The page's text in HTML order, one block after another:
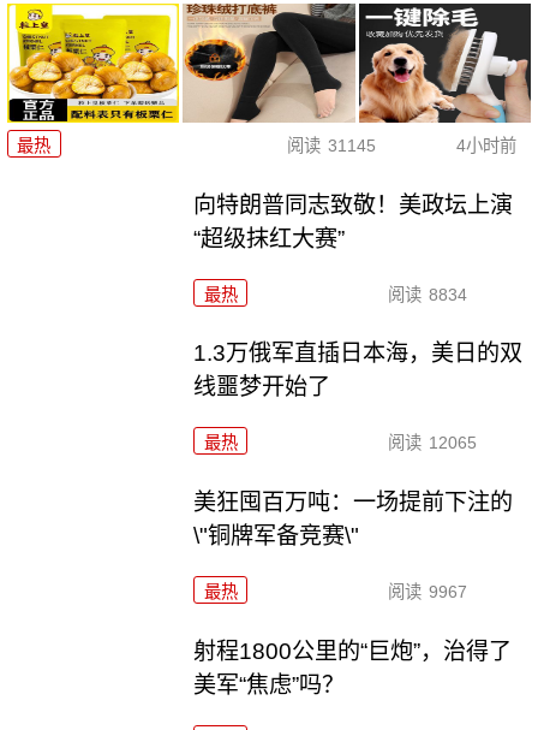
最热 阅读 31145 4小时前
向特朗普同志致敬！美政坛上演
“超级抹红大赛”
最热 阅读 8834
1.3万俄军直插日本海，美日的双
线噩梦开始了
最热 阅读 12065
美狂囤百万吨：一场提前下注的
\"铜牌军备竞赛\"
最热 阅读 9967
射程1800公里的“巨炮”，治得了
美军“焦虑”吗？